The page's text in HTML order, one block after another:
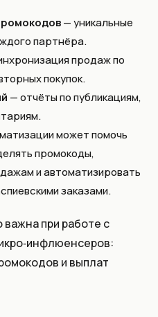
— уникальные
партнёра.
продаж по
покупок.
— отчёты по публикациям,
может помочь
промокоды,
и автоматизировать
заказами.
при работе с
и выплат